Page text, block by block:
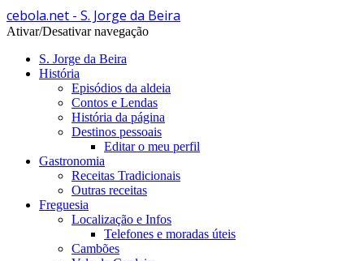
cebola.net - S. Jorge da Beira
Ativar/Desativar navegação
S. Jorge da Beira
História
Episódios da aldeia
Contos e Lendas
História da página
Destinos pessoais
Editar o meu perfil
Gastronomia
Receitas Tradicionais
Outras receitas
Freguesia
Localização e Infos
Telefones e moradas úteis
Cambões